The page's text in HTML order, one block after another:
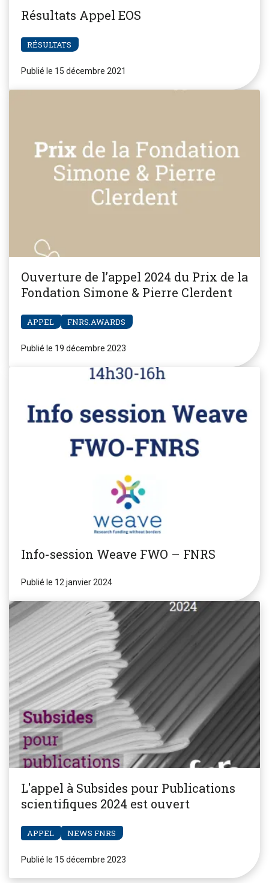
Résultats Appel EOS
RÉSULTATS
Publié le 15 décembre 2021
Ouverture de l’appel 2024 du Prix de la
Fondation Simone & Pierre Clerdent
APPEL FNRS.AWARDS
Publié le 19 décembre 2023
Info-session Weave FWO – FNRS
Publié le 12 janvier 2024
L'appel à Subsides pour Publications
scientifiques 2024 est ouvert
APPEL NEWS FNRS
Publié le 15 décembre 2023